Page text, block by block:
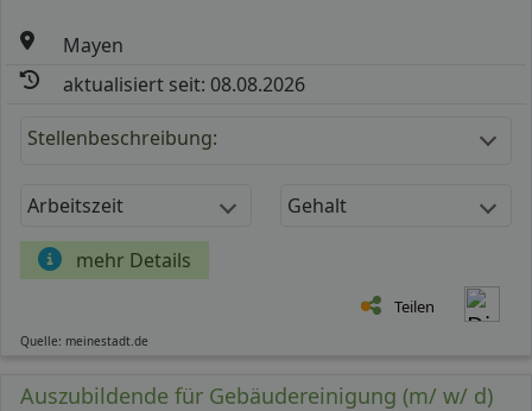
Mayen
aktualisiert seit: 08.08.2026
Stellenbeschreibung:
Arbeitszeit Gehalt
mehr Details
Teilen
Quelle: meinestadt.de
Auszubildende für Gebäudereinigung (m/ w/ d)